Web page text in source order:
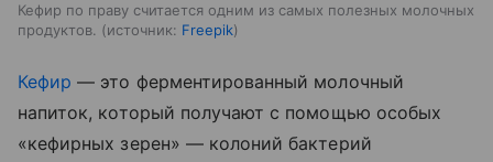
Кефир по праву считается одним из самых полезных молочных
продуктов.
источник: Freepik
Кефир — это ферментированный молочный
напиток, который получают с помощью особых
«кефирных зерен» — колоний бактерий